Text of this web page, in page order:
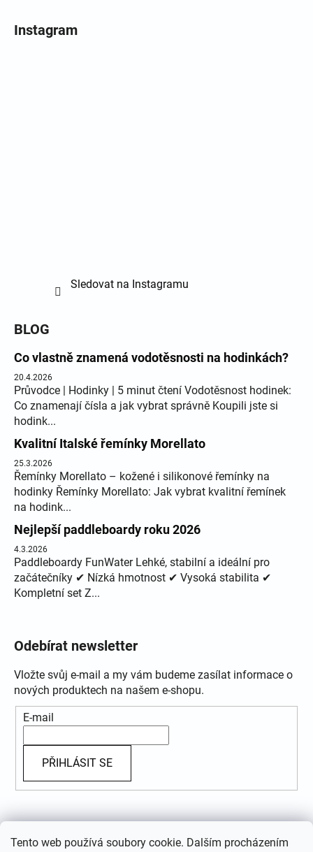
Tento web používá soubory cookie. Dalším procházením
Instagram
Sledovat na Instagramu
BLOG
Co vlastně znamená vodotěsnosti na hodinkách?
20.4.2026
Průvodce | Hodinky | 5 minut čtení Vodotěsnost hodinek:
Co znamenají čísla a jak vybrat správně Koupili jste si
hodink...
Kvalitní Italské řemínky Morellato
25.3.2026
Řemínky Morellato – kožené i silikonové řemínky na
hodinky Řemínky Morellato: Jak vybrat kvalitní řemínek
na hodink...
Nejlepší paddleboardy roku 2026
4.3.2026
Paddleboardy FunWater Lehké, stabilní a ideální pro
začátečníky ✔ Nízká hmotnost ✔ Vysoká stabilita ✔
Kompletní set Z...
Odebírat newsletter
Vložte svůj e-mail a my vám budeme zasílat informace o
nových produktech na našem e-shopu.
E-mail
PŘIHLÁSIT SE